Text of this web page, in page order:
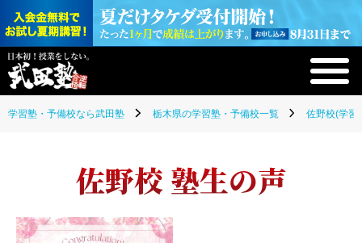
学習塾・予備校なら武田塾 栃木県の学習塾・予備校一覧 佐野校(学習
佐野校 塾生の声